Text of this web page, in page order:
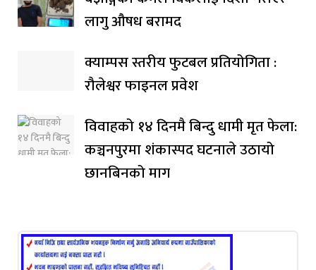
लागु औषध बरामद
क्याम्पस स्तरीय फुटबल प्रतियोगिता :
रौलेश्वर फाइनल प्रवेश
विवाहको १४ दिनमै बिन्दु धामी मृत फेला:
कञ्चनपुरमा शंकास्पद घटनाले उठायो
छानबिनको माग